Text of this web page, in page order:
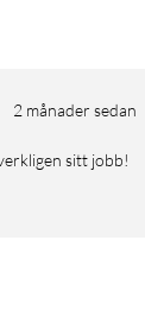
2 månader sedan
verkligen sitt jobb!